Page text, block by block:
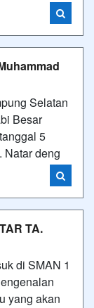
Selatan
Besar
5
Natar deng
TA.
di SMAN 1
yang akan